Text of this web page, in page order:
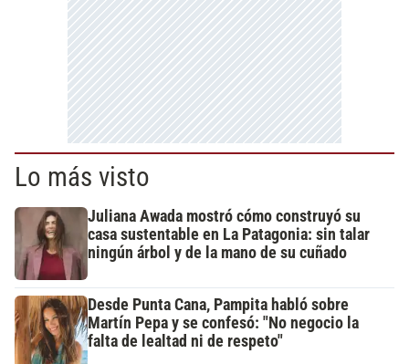
Lo más visto
Juliana Awada mostró cómo construyó su
casa sustentable en La Patagonia: sin talar
ningún árbol y de la mano de su cuñado
Desde Punta Cana, Pampita habló sobre
Martín Pepa y se confesó: "No negocio la
falta de lealtad ni de respeto"